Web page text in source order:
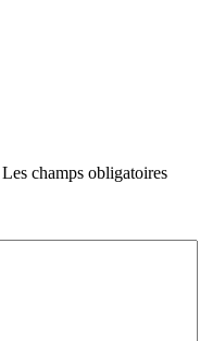
Les champs obligatoires